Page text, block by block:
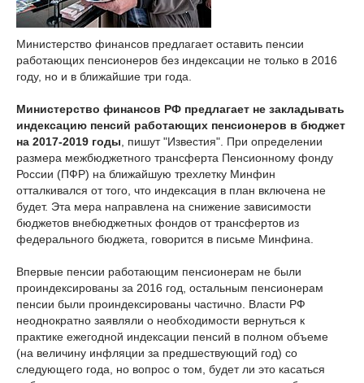
Министерство финансов предлагает оставить пенсии
работающих пенсионеров без индексации не только в 2016
году, но и в ближайшие три года.
Министерство финансов РФ предлагает не закладывать
индексацию пенсий работающих пенсионеров в бюджет
на 2017-2019 годы , пишут "Известия". При определении
размера межбюджетного трансферта Пенсионному фонду
России (ПФР) на ближайшую трехлетку Минфин
отталкивался от того, что индексация в план включена не
будет. Эта мера направлена на снижение зависимости
бюджетов внебюджетных фондов от трансфертов из
федерального бюджета, говорится в письме Минфина.
Впервые пенсии работающим пенсионерам не были
проиндексированы за 2016 год, остальным пенсионерам
пенсии были проиндексированы частично. Власти РФ
неоднократно заявляли о необходимости вернуться к
практике ежегодной индексации пенсий в полном объеме
(на величину инфляции за предшествующий год) со
следующего года, но вопрос о том, будет ли это касаться